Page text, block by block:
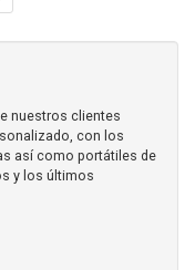
nuestros clientes
con los
así como portátiles de
y los últimos